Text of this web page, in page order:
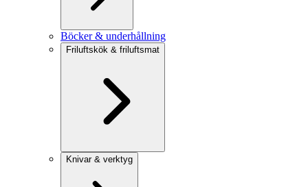
Böcker & underhållning
Friluftskök & friluftsmat
Knivar & verktyg